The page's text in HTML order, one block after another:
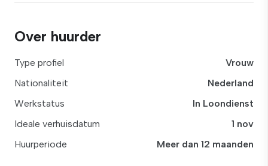
Over huurder
Type profiel
Vrouw
Nationaliteit
Nederland
Werkstatus
In Loondienst
Ideale verhuisdatum
1 nov
Huurperiode
Meer dan 12 maanden